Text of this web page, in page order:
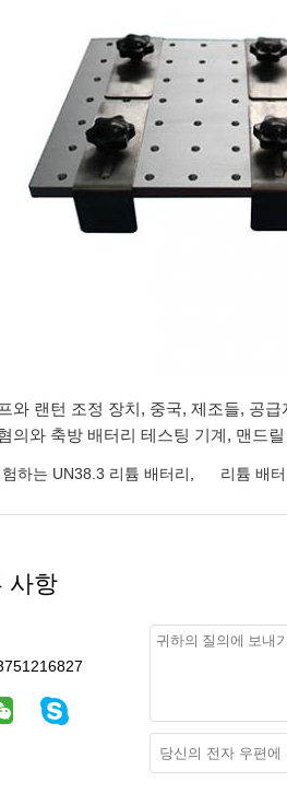
와 랜턴 조정 장치, 중국, 제조들, 공
의와 축방 배터리 테스팅 기계, 맨드
하는 UN38.3 리튬 배터리 리튬 배
사항